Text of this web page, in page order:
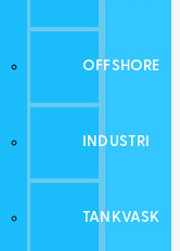
OFFSHORE
INDUSTRI
TANKVASK